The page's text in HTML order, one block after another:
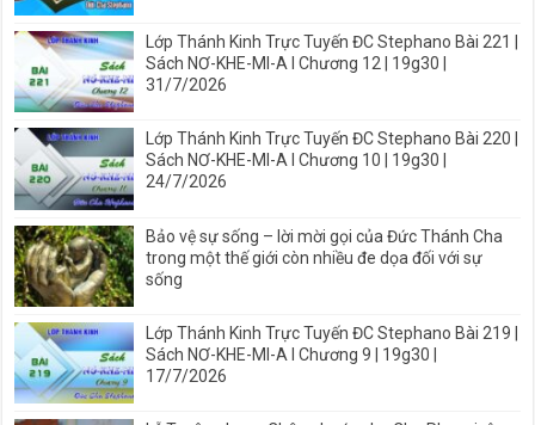
Lớp Thánh Kinh Trực Tuyến ĐC Stephano Bài 221 |
Sách NƠ-KHE-MI-A I Chương 12 | 19g30 |
31/7/2026
Lớp Thánh Kinh Trực Tuyến ĐC Stephano Bài 220 |
Sách NƠ-KHE-MI-A I Chương 10 | 19g30 |
24/7/2026
Bảo vệ sự sống – lời mời gọi của Đức Thánh Cha
trong một thế giới còn nhiều đe dọa đối với sự
sống
Lớp Thánh Kinh Trực Tuyến ĐC Stephano Bài 219 |
Sách NƠ-KHE-MI-A I Chương 9 | 19g30 |
17/7/2026